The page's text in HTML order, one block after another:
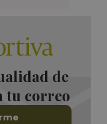
de
tu correo